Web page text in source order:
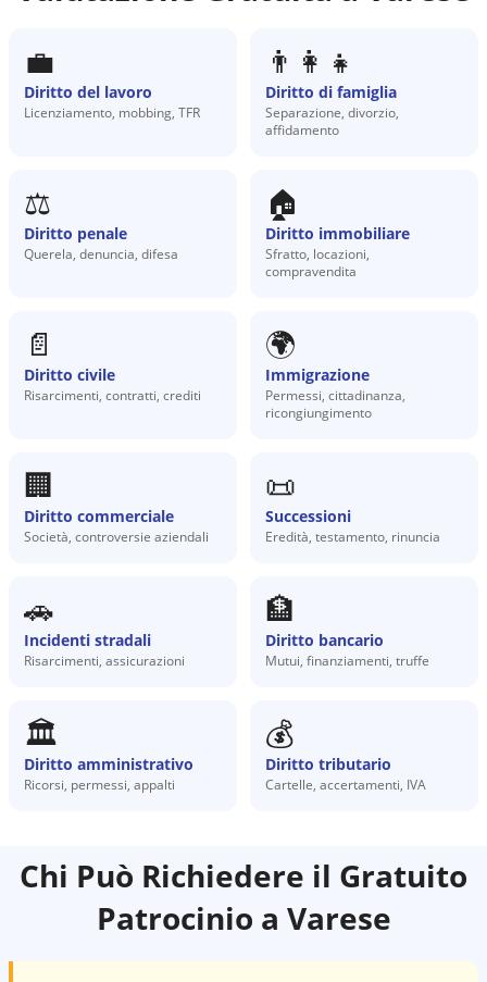
💼
Diritto del lavoro
Licenziamento, mobbing, TFR
👨‍👩‍👧
Diritto di famiglia
Separazione, divorzio,
affidamento
⚖️
Diritto penale
Querela, denuncia, difesa
🏠
Diritto immobiliare
Sfratto, locazioni,
compravendita
📄
Diritto civile
Risarcimenti, contratti, crediti
🌍
Immigrazione
Permessi, cittadinanza,
ricongiungimento
🏢
Diritto commerciale
Società, controversie aziendali
📜
Successioni
Eredità, testamento, rinuncia
🚗
Incidenti stradali
Risarcimenti, assicurazioni
🏦
Diritto bancario
Mutui, finanziamenti, truffe
🏛️
Diritto amministrativo
Ricorsi, permessi, appalti
💰
Diritto tributario
Cartelle, accertamenti, IVA
Chi Può Richiedere il Gratuito
Patrocinio a Varese